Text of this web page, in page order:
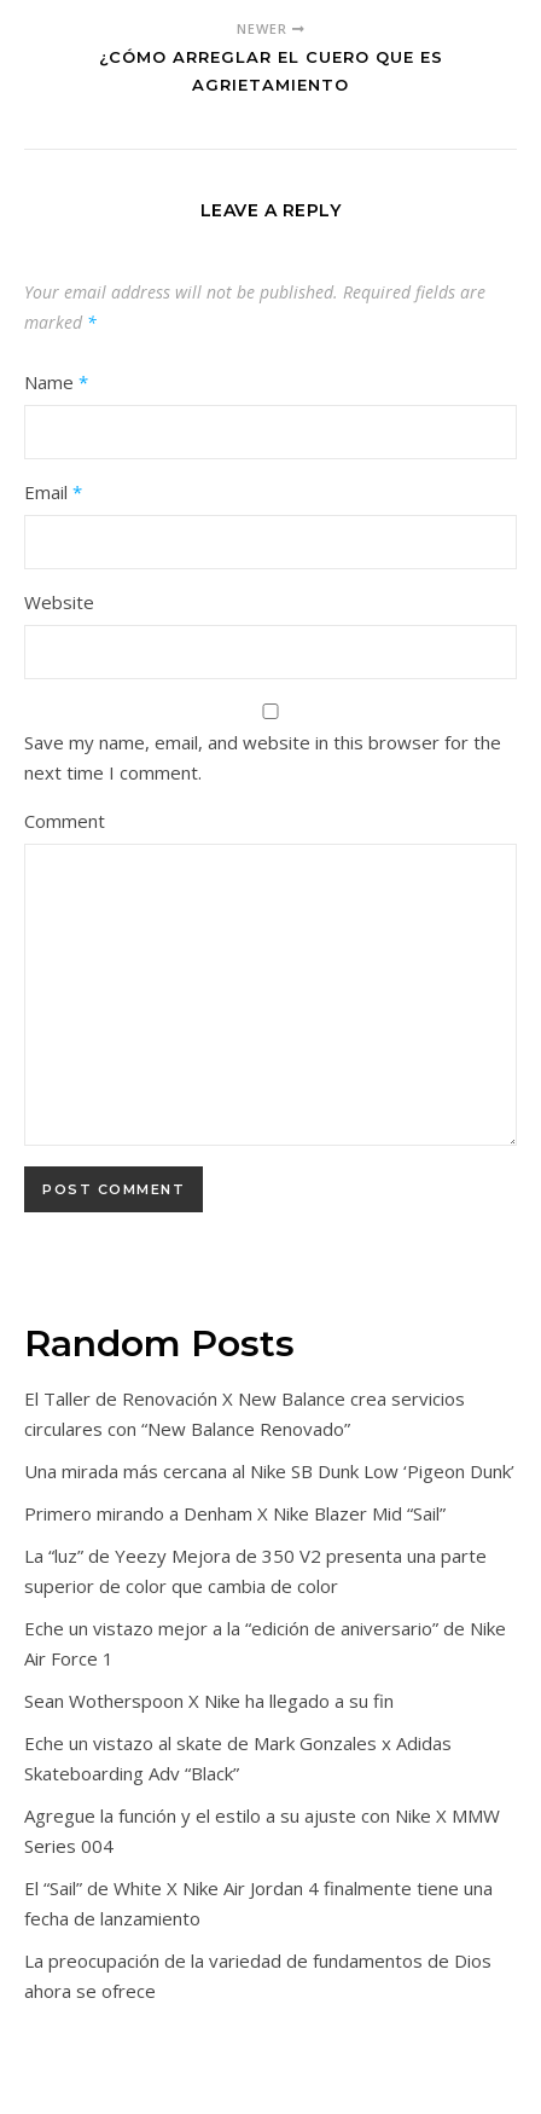
NEWER
¿CÓMO ARREGLAR EL CUERO QUE ES
AGRIETAMIENTO
LEAVE A REPLY
Your email address will not be published. Required fields are
marked *
Name *
Email *
Website
Save my name, email, and website in this browser for the
next time I comment.
Comment
Random Posts
El Taller de Renovación X New Balance crea servicios
circulares con “New Balance Renovado”
Una mirada más cercana al Nike SB Dunk Low ‘Pigeon Dunk’
Primero mirando a Denham X Nike Blazer Mid “Sail”
La “luz” de Yeezy Mejora de 350 V2 presenta una parte
superior de color que cambia de color
Eche un vistazo mejor a la “edición de aniversario” de Nike
Air Force 1
Sean Wotherspoon X Nike ha llegado a su fin
Eche un vistazo al skate de Mark Gonzales x Adidas
Skateboarding Adv “Black”
Agregue la función y el estilo a su ajuste con Nike X MMW
Series 004
El “Sail” de White X Nike Air Jordan 4 finalmente tiene una
fecha de lanzamiento
La preocupación de la variedad de fundamentos de Dios
ahora se ofrece